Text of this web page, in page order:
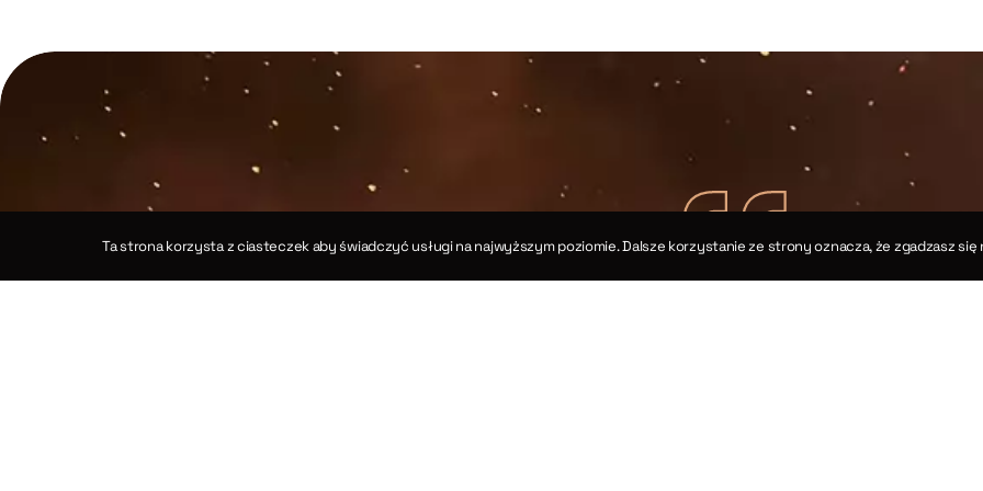
Ta strona korzysta z ciasteczek aby świadczyć usługi na najwyższym poziomie. Dalsze korzystanie ze strony oznacza, że zgadzasz się